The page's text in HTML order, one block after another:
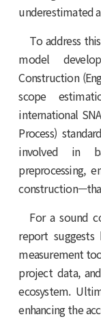
underestimated
To address
model
Construction
scope
international
Process)
involved in
preprocessing,
For a sound
report suggests
measurement
project data,
ecosystem.
enhancing the